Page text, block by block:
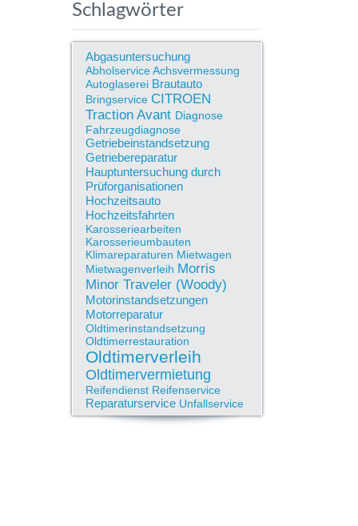
Schlagwörter
Abgasuntersuchung
AbholserviceAchsvermessung
Autoglaserei Brautauto
Bringservice CITROEN
Traction Avant Diagnose
Fahrzeugdiagnose
Getriebeinstandsetzung
Getriebereparatur
Hauptuntersuchung durch
Prüforganisationen
Hochzeitsauto
Hochzeitsfahrten
Karosseriearbeiten
Karosserieumbauten
Klimareparaturen Mietwagen
Mietwagenverleih Morris
Minor Traveler (Woody)
Motorinstandsetzungen
Motorreparatur
Oldtimerinstandsetzung
Oldtimerrestauration
Oldtimerverleih
Oldtimervermietung
Reifendienst Reifenservice
Reparaturservice Unfallservice